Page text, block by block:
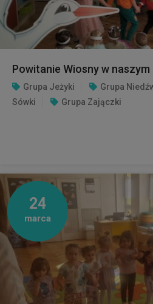
Powitanie Wiosny w
Grupa Jeżyki Grupa
Sówki
Grupa Zajączki
24
marca